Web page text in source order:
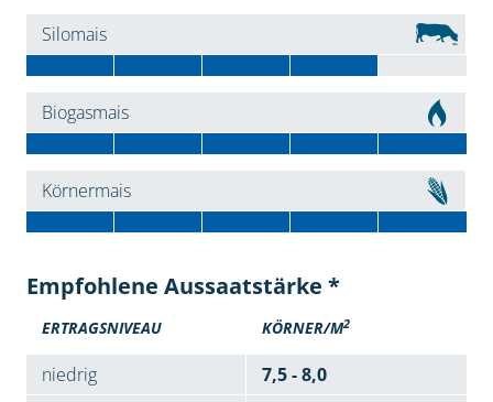
Silomais
Biogasmais
Körnermais
Empfohlene Aussaatstärke *
ERTRAGSNIVEAU KÖRNER/M2
niedrig
7,5 - 8,0